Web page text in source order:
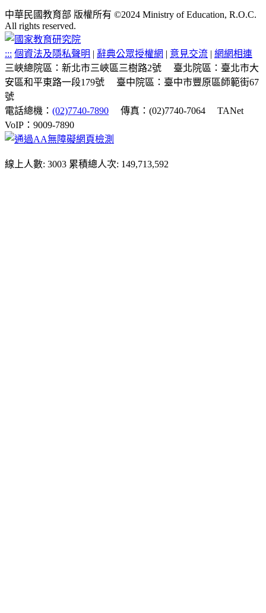
中華民國教育部 版權所有 ©2024 Ministry of Education, R.O.C.
All rights reserved.
::: 個資法及隱私聲明 | 辭典公眾授權網 | 意見交流 | 網網相連
三峽總院區：新北市三峽區三樹路2號
臺北院區：臺北市大
安區和平東路一段179號
臺中院區：臺中市豐原區師範街67
號
電話總機： (02)7740-7890 傳真：(02)7740-7064
TANet
VoIP：9009-7890
線上人數: 3003 累積總人次: 149,713,592